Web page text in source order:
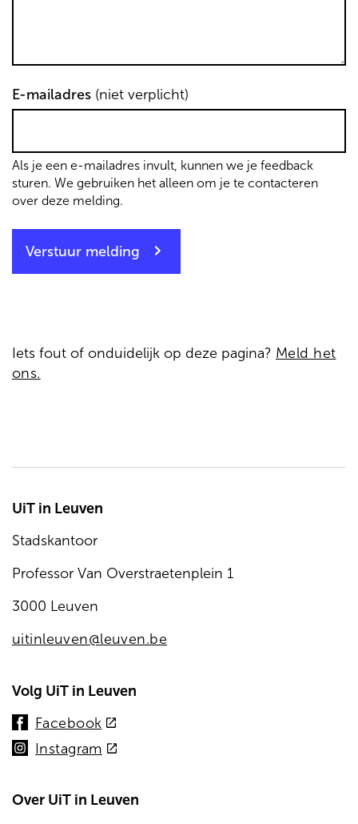
E-mailadres (niet verplicht)
Als je een e-mailadres invult, kunnen we je feedback
sturen. We gebruiken het alleen om je te contacteren
over deze melding.
Verstuur melding
Iets fout of onduidelijk op deze pagina? Meld het
ons.
UiT in Leuven
Stadskantoor
Professor Van Overstraetenplein 1
3000 Leuven
uitinleuven@leuven.be
Volg UiT in Leuven
Facebook (externe
link)
Instagram(externe
Over UiT in Leuven